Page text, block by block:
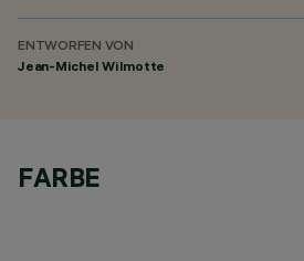
ENTWORFEN VON
Jean-Michel Wilmotte
FARBE